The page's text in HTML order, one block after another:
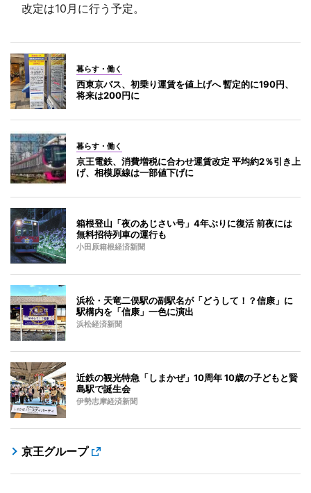
改定は10月に行う予定。
暮らす・働く
西東京バス、初乗り運賃を値上げへ 暫定的に190円、
将来は200円に
暮らす・働く
京王電鉄、消費増税に合わせ運賃改定 平均約2％引き上
げ、相模原線は一部値下げに
箱根登山「夜のあじさい号」4年ぶりに復活 前夜には
無料招待列車の運行も
小田原箱根経済新聞
浜松・天竜二俣駅の副駅名が「どうして！？信康」に
駅構内を「信康」一色に演出
浜松経済新聞
近鉄の観光特急「しまかぜ」10周年 10歳の子どもと賢
島駅で誕生会
伊勢志摩経済新聞
京王グループ